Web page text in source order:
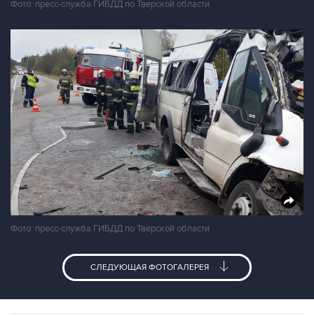
Фото: пресс-служба ГИБДД по Тверской области
Фото: пресс-служба ГИБДД по Тверской области
СЛЕДУЮЩАЯ ФОТОГАЛЕРЕЯ